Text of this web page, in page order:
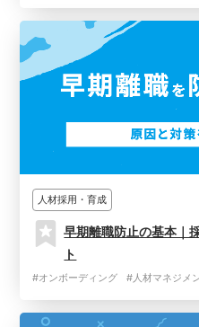
人材採用・育成
早期離職防止の基本｜
ト
#オンボーディング #人材マネジメ